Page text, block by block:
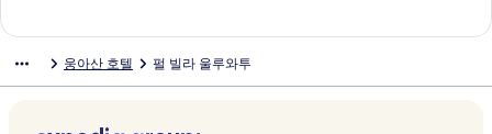
m
이
지
y
링
크
이
지
지
를
여
는
e
r
이
지
지
를
페
S
lh
이
지
ilU
n
y
G
웅아산 호텔 펄 빌라 울루와투